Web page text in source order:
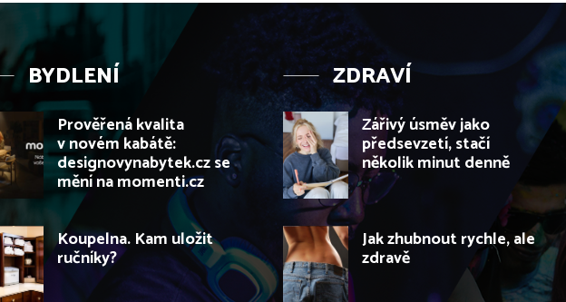
BYDLENÍ
Prověřená kvalita
v novém kabátě:
designovynabytek.cz se
mění na momenti.cz
Koupelna. Kam uložit
ručníky?
ZDRAVÍ
Zářivý úsměv jako
předsevzetí, stačí
několik minut denně
Jak zhubnout rychle, ale
zdravě